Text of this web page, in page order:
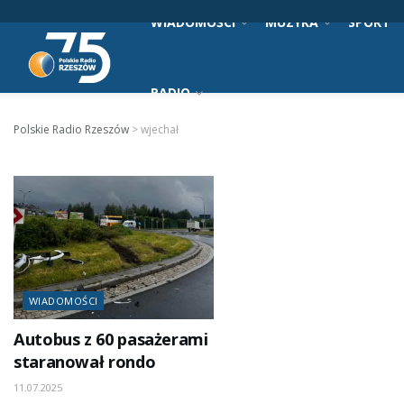
WIADOMOŚCI MUZYKA SPORT
RADIO
Polskie Radio Rzeszów >wjechał
WIADOMOŚCI
Autobus z 60 pasażerami
staranował rondo
11.07.2025